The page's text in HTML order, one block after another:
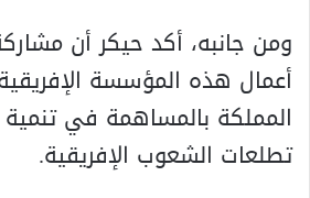
ومن جانبه، أكد حيكر أن
أعمال هذه المؤسسة
المملكة بالمساهمة في تنمية
تطلعات الشعوب الإفريقية.